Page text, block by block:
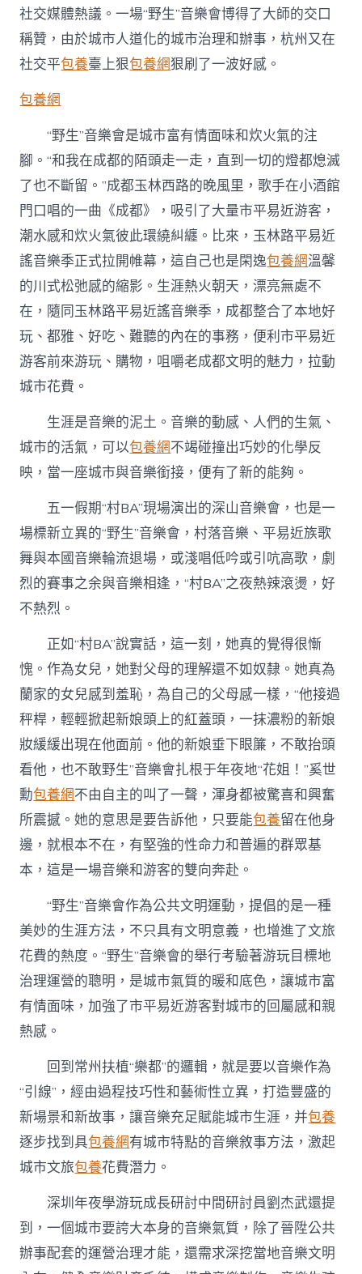
社交媒體熱議。一場“野生”音樂會博得了大師的交口
稱贊，由於城市人道化的城市治理和辦事，杭州又在
社交平包養臺上狠包養網狠刷了一波好感。
包養網
“野生”音樂會是城市富有情面味和炊火氣的注
腳。“和我在成都的陌頭走一走，直到一切的燈都熄滅
了也不斷留。”成都玉林西路的晚風里，歌手在小酒館
門口唱的一曲《成都》，吸引了大量市平易近游客，
潮水感和炊火氣彼此環繞糾纏。比來，玉林路平易近
謠音樂季正式拉開帷幕，這自己也是閑逸包養網溫馨
的川式松弛感的縮影。生涯熱火朝天，漂亮無處不
在，隨同玉林路平易近謠音樂季，成都整合了本地好
玩、都雅、好吃、難聽的內在的事務，便利市平易近
游客前來游玩、購物，咀嚼老成都文明的魅力，拉動
城市花費。
生涯是音樂的泥土。音樂的動感、人們的生氣、
城市的活氣，可以包養網不竭碰撞出巧妙的化學反
映，當一座城市與音樂銜接，便有了新的能夠。
五一假期“村BA”現場演出的深山音樂會，也是一
場標新立異的“野生”音樂會，村落音樂、平易近族歌
舞與本國音樂輪流退場，或淺唱低吟或引吭高歌，劇
烈的賽事之余與音樂相逢，“村BA”之夜熱辣滾燙，好
不熱烈。
正如“村BA”說實話，這一刻，她真的覺得很慚
愧。作為女兒，她對父母的理解還不如奴隸。她真為
蘭家的女兒感到羞恥，為自己的父母感一樣，“他接過
秤桿，輕輕掀起新娘頭上的紅蓋頭，一抹濃粉的新娘
妝緩緩出現在他面前。他的新娘垂下眼簾，不敢抬頭
看他，也不敢野生”音樂會扎根于年夜地“花姐！”奚世
勳包養網不由自主的叫了一聲，渾身都被驚喜和興奮
所震撼。她的意思是要告訴他，只要能包養留在他身
邊，就根本不在，有堅強的性命力和普遍的群眾基
本，這是一場音樂和游客的雙向奔赴。
“野生”音樂會作為公共文明運動，提倡的是一種
美妙的生涯方法，不只具有文明意義，也增進了文旅
花費的熱度。“野生”音樂會的舉行考驗著游玩目標地
治理運營的聰明，是城市氣質的暖和底色，讓城市富
有情面味，加強了市平易近游客對城市的回屬感和親
熱感。
回到常州扶植“樂都”的邏輯，就是要以音樂作為
“引線”，經由過程技巧性和藝術性立異，打造豐盛的
新場景和新故事，讓音樂充足賦能城市生涯，并包養
逐步找到具包養網有城市特點的音樂敘事方法，激起
城市文旅包養花費潛力。
深圳年夜學游玩成長研討中間研討員劉杰武還提
到，一個城市要誇大本身的音樂氣質，除了晉陞公共
辦事配套的運營治理才能，還需求深挖當地音樂文明